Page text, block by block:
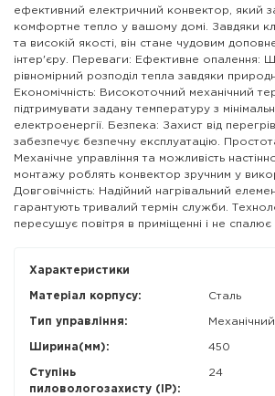
ефективний електричний конвектор, який
комфортне тепло у вашому домі. Завдяки
та високій якості, він стане чудовим
інтер'єру. Переваги: Ефективне опалення:
рівномірний розподіл тепла завдяки
Економічність: Високоточний механічний
підтримувати задану температуру з
електроенергії. Безпека: Захист від
забезпечує безпечну експлуатацію.
Механічне управління та можливість
монтажу роблять конвектор зручним у
Довговічність: Надійний нагрівальний
гарантують тривалий термін служби.
пересушує повітря в приміщенні і не спалює
Характеристики
Матеріал корпусу: Сталь
Тип управління: Механічний
Ширина(мм): 450
Ступінь
пиловологозахисту (IP):
24